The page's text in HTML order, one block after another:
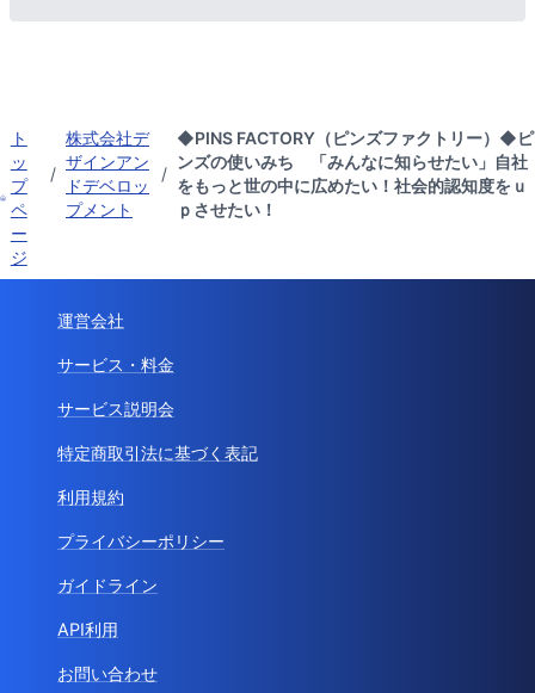
ト
ッ
プ
ペ
ー
ジ
/
株式会社デ
ザインアン
ドデベロッ
プメント
/
◆PINS FACTORY（ピンズファクトリー）◆ピ
ンズの使いみち 「みんなに知らせたい」自社
をもっと世の中に広めたい！社会的認知度をｕ
ｐさせたい！
運営会社
サービス・料金
サービス説明会
特定商取引法に基づく表記
利用規約
プライバシーポリシー
ガイドライン
API利用
お問い合わせ